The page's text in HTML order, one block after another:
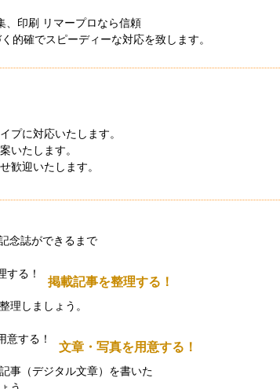
的確でスピーディーな対応を致します。
プに対応いたします。
いたします。
歓迎いたします。
掲載記事を整理する！
理しましょう。
文章・写真を用意する！
事（デジタル文章）を書いた